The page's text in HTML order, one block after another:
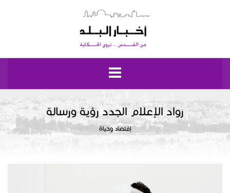
الرئيسية رواد الإعلام الجدد رؤية ورسالة
إقتصاد وحياة